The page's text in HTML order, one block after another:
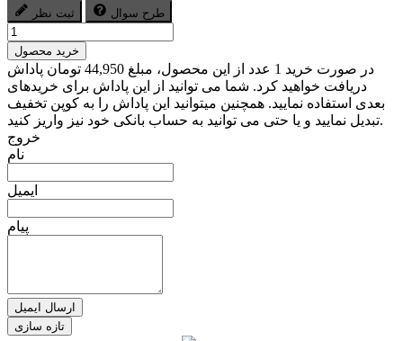
ثبت نظر طرح سوال
خرید محصول
در صورت خرید 1 عدد از این محصول، مبلغ 44,950 تومان پاداش
دریافت خواهید کرد. شما می توانید از این پاداش برای خریدهای
بعدی استفاده نمایید. همچنین میتوانید این پاداش را به کوپن تخفیف
تبدیل نمایید و یا حتی می توانید به حساب بانکی خود نیز واریز کنید.
خروج
نام
ایمیل
پیام
ارسال ایمیل